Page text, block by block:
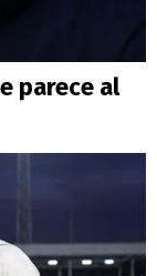
parece al